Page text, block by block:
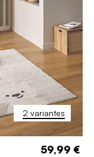
120 x 170 cm
2 variantes
59,99 €